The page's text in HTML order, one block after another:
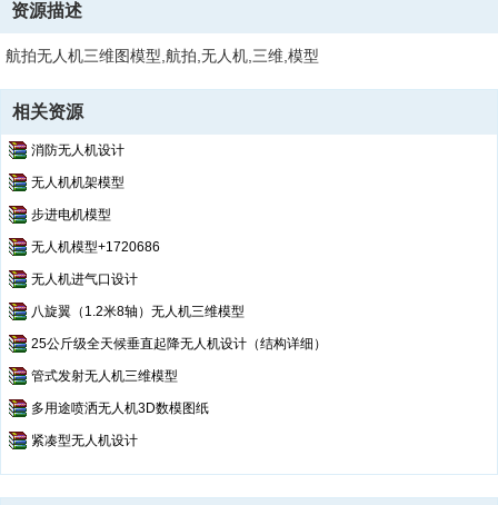
资源描述
航拍无人机三维图模型,航拍,无人机,三维,模型
相关资源
消防无人机设计
无人机机架模型
步进电机模型
无人机模型+1720686
无人机进气口设计
八旋翼（1.2米8轴）无人机三维模型
25公斤级全天候垂直起降无人机设计（结构详细）
管式发射无人机三维模型
多用途喷洒无人机3D数模图纸
紧凑型无人机设计